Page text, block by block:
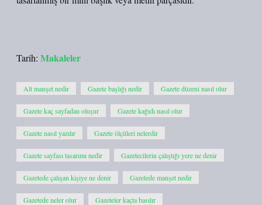
Tarih: Makaleler
Alt manşet nedir Gazete başlığı nedir Gazete düzeni nasıl olur
Gazete kaç sayfadan oluşur Gazete kağıdı nasıl olur
Gazete nasıl yazılır Gazete ölçüleri nelerdir
Gazete sayfası tasarımı nedir Gazetecilerin çalıştığı yere ne denir
Gazetede çalışan kişiye ne denir Gazetede manşet nedir
Gazetede neler olur Gazeteler kaçta basılır